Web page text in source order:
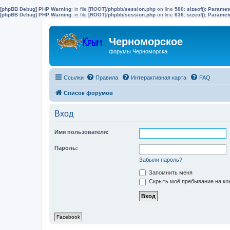
[phpBB Debug] PHP Warning: in file [ROOT]/phpbb/session.php on line 580: sizeof():
[phpBB Debug] PHP Warning: in file [ROOT]/phpbb/session.php on line 636: sizeof():
Черноморское
форумы Черноморска
Ссылки Правила Интерактивная карта FAQ
Список форумов
Вход
Имя пользователя:
Пароль:
Забыли пароль?
Запомнить меня
Скрыть моё пребывание на
Facebook